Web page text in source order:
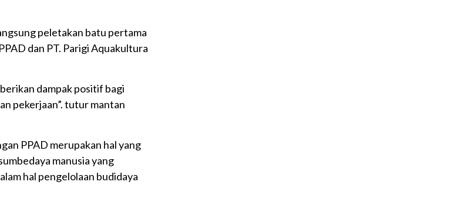
peletakan batu pertama
dan PT. Parigi Aquakultura
dampak positif bagi
pekerjaan”. tutur mantan
PPAD merupakan hal yang
manusia yang
hal pengelolaan budidaya